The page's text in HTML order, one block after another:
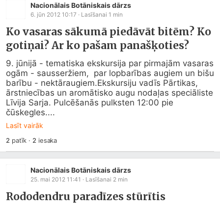
Nacionālais Botāniskais dārzs
6. jūn 2012 10:17 · Lasīšanai 1 min
Ko vasaras sākumā piedāvāt bitēm? Ko
gotiņai? Ar ko pašam panašķoties?
9. jūnijā - tematiska ekskursija par pirmajām vasaras
ogām - sausseržiem,  par lopbarības augiem un bišu
barību - nektāraugiem.Ekskursiju vadīs Pārtikas,
ārstniecības un aromātisko augu nodaļas speciāliste
Līvija Sarja. Pulcēšanās pulksten 12:00 pie
čūskegles....
Lasīt vairāk
2 patīk · 2 iesaka
Nacionālais Botāniskais dārzs
25. mai 2012 11:41 · Lasīšanai 2 min
Rododendru paradīzes stūrītis